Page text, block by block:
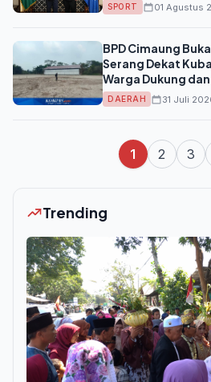
SPORT 01 Agustus
BPD Cimaung
Serang Dekat
Warga Dukung
DAERAH 31 Juli
1 2 3
Trending